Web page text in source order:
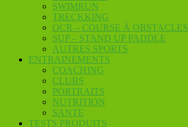
SWIMRUN
TRECKKING
OCR – COURSE À OBSTACLES
SUP – STAND UP PADDLE
AUTRES SPORTS
ENTRAINEMENTS
COACHING
CLUBS
PORTRAITS
NUTRITION
SANTE
TESTS PRODUITS